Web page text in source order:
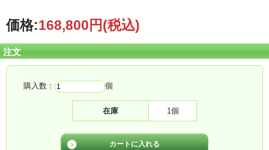
価格:168,800円(税込)
注文
購入数： 個
在庫 1個